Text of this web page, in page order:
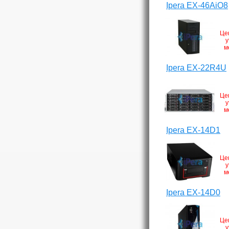
Ipera EX-46AiO8
Ipera EX-22R4U
Ipera EX-14D1
Ipera EX-14D0